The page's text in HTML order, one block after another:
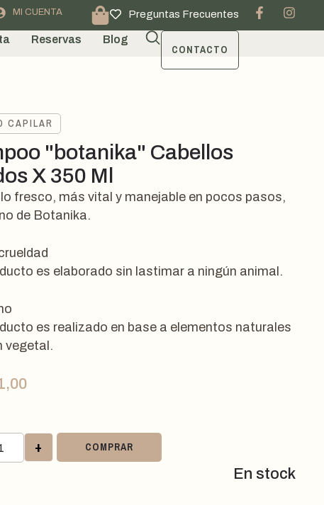
MI CUENTA Preguntas Frecuentes
Reservas Blog
CONTACTO
CAPILAR
"botanika" Cabellos
X 350 Ml
fresco, más vital y manejable en pocos pasos,
de Botanika.
es elaborado sin lastimar a ningún animal.
es realizado en base a elementos naturales
vegetal.
+ COMPRAR
En stock